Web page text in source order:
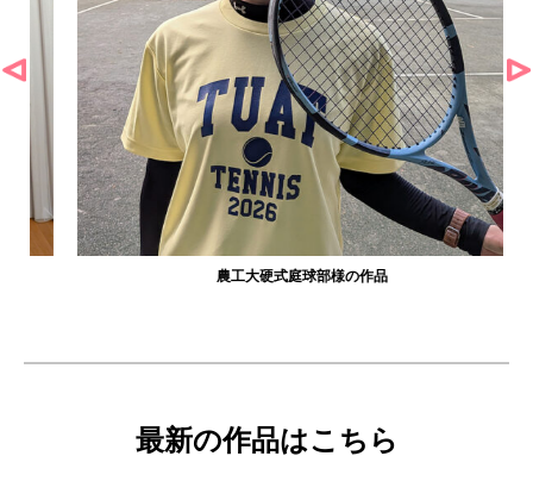
農工大硬式庭球部様の作品
最新の作品はこちら